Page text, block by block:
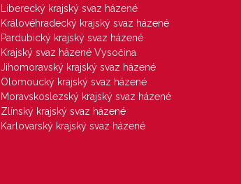
Liberecký krajský svaz házené
Královéhradecký krajský svaz házené
Pardubický krajský svaz házené
Krajský svaz házené Vysočina
Jihomoravský krajský svaz házené
Olomoucký krajský svaz házené
Moravskoslezský krajský svaz házené
Zlínský krajský svaz házené
Karlovarský krajský svaz házené